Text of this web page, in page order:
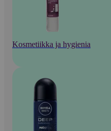
Kosmetiikka ja hygienia